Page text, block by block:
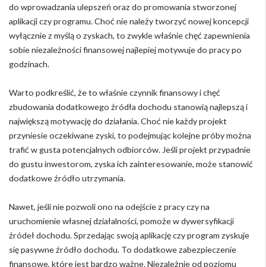
do wprowadzania ulepszeń oraz do promowania stworzonej
aplikacji czy programu. Choć nie należy tworzyć nowej koncepcji
wyłącznie z myślą o zyskach, to zwykle właśnie chęć zapewnienia
sobie niezależności finansowej najlepiej motywuje do pracy po
godzinach.
Warto podkreślić, że to właśnie czynnik finansowy i chęć
zbudowania dodatkowego źródła dochodu stanowią najlepszą i
największą motywację do działania. Choć nie każdy projekt
przyniesie oczekiwane zyski, to podejmując kolejne próby można
trafić w gusta potencjalnych odbiorców. Jeśli projekt przypadnie
do gustu inwestorom, zyska ich zainteresowanie, może stanowić
dodatkowe źródło utrzymania.
Nawet, jeśli nie pozwoli ono na odejście z pracy czy na
uruchomienie własnej działalności, pomoże w dywersyfikacji
źródeł dochodu. Sprzedając swoją aplikację czy program zyskuje
się pasywne źródło dochodu. To dodatkowe zabezpieczenie
finansowe, które jest bardzo ważne. Niezależnie od poziomu